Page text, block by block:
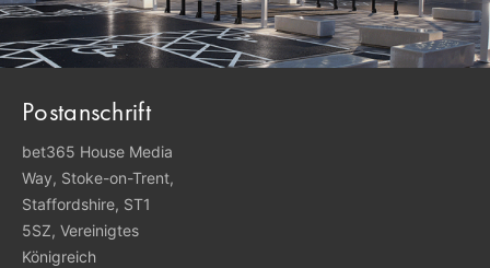
Postanschrift
bet365 House Media
Way, Stoke-on-Trent,
Staffordshire, ST1
5SZ, Vereinigtes
Königreich